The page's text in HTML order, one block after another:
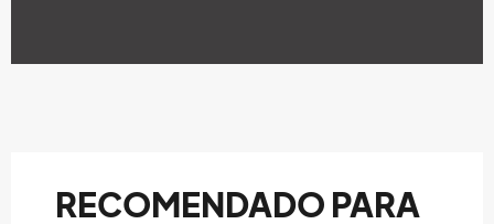
RECOMENDADO PARA